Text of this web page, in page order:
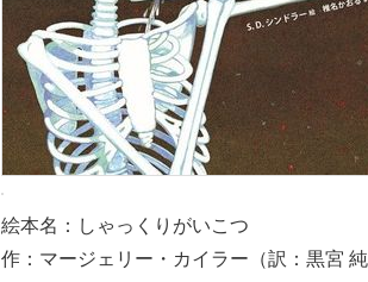
絵本名：しゃっくりがいこつ
作：マージェリー・カイラー（訳：黒宮